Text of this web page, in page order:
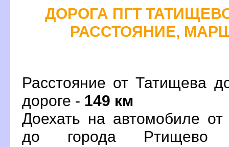
ДОРОГА ПГТ
РАССТОЯНИЕ,
Расстояние от Татищева
дороге - 149 км
Доехать на автомобиле
до города Ртищево